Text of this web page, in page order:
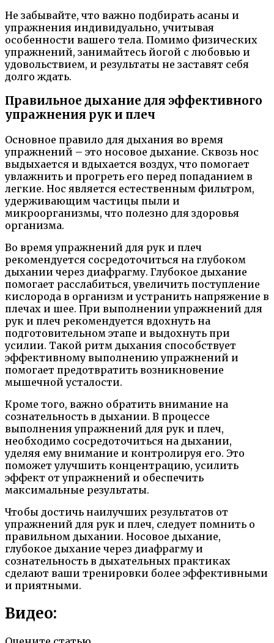
Не забывайте, что важно подбирать асаны и
упражнения индивидуально, учитывая
особенности вашего тела. Помимо физических
упражнений, занимайтесь йогой с любовью и
удовольствием, и результаты не заставят себя
долго ждать.
Правильное дыхание для эффективного
упражнения рук и плеч
Основное правило для дыхания во время
упражнений – это носовое дыхание. Сквозь нос
выдыхается и вдыхается воздух, что помогает
увлажнить и прогреть его перед попаданием в
легкие. Нос является естественным фильтром,
удерживающим частицы пыли и
микроорганизмы, что полезно для здоровья
организма.
Во время упражнений для рук и плеч
рекомендуется сосредоточиться на глубоком
дыхании через диафрагму. Глубокое дыхание
помогает расслабиться, увеличить поступление
кислорода в организм и устранить напряжение в
плечах и шее. При выполнении упражнений для
рук и плеч рекомендуется вдохнуть на
подготовительном этапе и выдохнуть при
усилии. Такой ритм дыхания способствует
эффективному выполнению упражнений и
помогает предотвратить возникновение
мышечной усталости.
Кроме того, важно обратить внимание на
сознательность в дыхании. В процессе
выполнения упражнений для рук и плеч,
необходимо сосредоточиться на дыхании,
уделяя ему внимание и контролируя его. Это
поможет улучшить концентрацию, усилить
эффект от упражнений и обеспечить
максимальные результаты.
Чтобы достичь наилучших результатов от
упражнений для рук и плеч, следует помнить о
правильном дыхании. Носовое дыхание,
глубокое дыхание через диафрагму и
сознательность в дыхательных практиках
сделают ваши тренировки более эффективными
и приятными.
Видео: